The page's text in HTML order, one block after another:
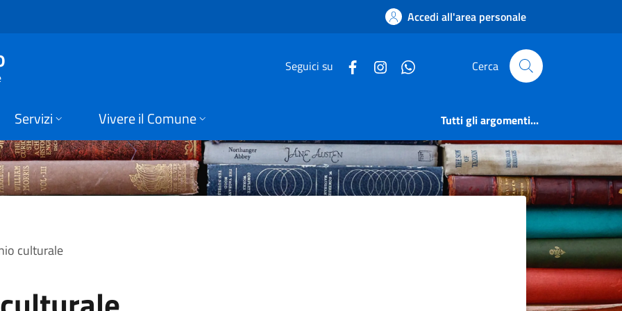
Comune di Sellero Accedi all'area personale
Seguici su Cerca
Servizi Vivere il Comune Tutti gli argomenti...
culturale